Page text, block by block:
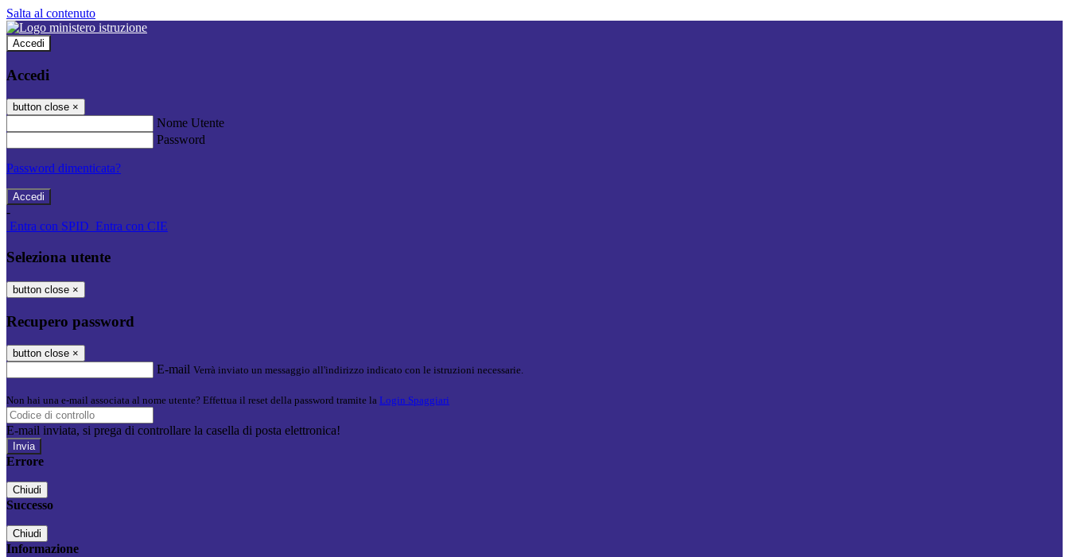
Salta al contenuto
Accedi
Accedi
button close ×
Nome Utente
Password
Password dimenticata?
-
Entra con SPID Entra con CIE
Seleziona utente
button close ×
Recupero password
button close ×
E-mail Verrà inviato un messaggio all'indirizzo indicato con le istruzioni necessarie.
Non hai una e-mail associata al nome utente? Effettua il reset della password tramite la Login Spaggiari
E-mail inviata, si prega di controllare la casella di posta elettronica!
Errore
Chiudi
Successo
Chiudi
Informazione